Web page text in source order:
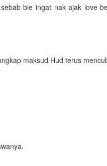
bie ingat nak ajak love
maksud Hud terus